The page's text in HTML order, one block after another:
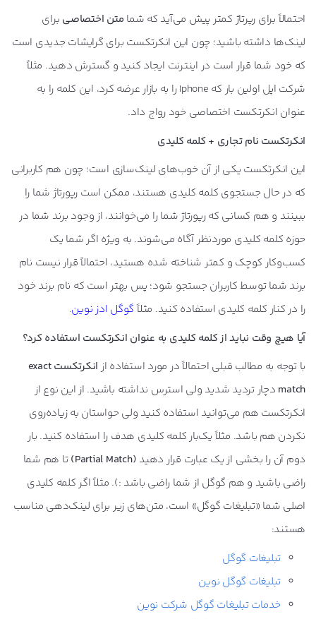
احتمالاً برای رپرتاژ کمتر پیش می‌آید که شما متن اختصاصی برای
لینک‌ها داشته باشید؛ چون این انکرتکست برای گرایشات جدیدی است
که خود شما قرار است در اینترنت ایجاد کنید و گسترش دهید. مثلاً
شرکت اپل اولین بار که Iphone را به بازار عرضه کرد، این کلمه را به
عنوان انکرتکست اختصاصی خود رواج داد.
انکرتکست نام تجاری + کلمه کلیدی
این انکرتکست یکی از آن خوب‌های لینک‌سازی است؛ چون هم کاربرانی
که در حال جستجوی کلمه کلیدی هستند، ممکن است رپورتاژ شما را
ببینند و هم کسانی که رپورتاژ شما را می‌خوانند، از وجود برند شما در
حوزه کلمه کلیدی موردنظر آگاه می‌شوند. به ویژه اگر شما یک
کسب‌وکار کوچک و کمتر شناخته شده هستید، احتمالاً قرار نیست نام
برند شما توسط کاربران جستجو شود؛ پس بهتر است که نام برند خود
را در کنار کلمه کلیدی استفاده کنید. مثلاًگوگل ادز نوین.
آیا هیچ وقت نباید از کلمه کلیدی به عنوان انکرتکست استفاده کرد؟
با توجه به مطالب قبلی احتمالاً در مورد استفاده از
انکرتکست exact
match دچار تردید شدید ولی استرس نداشته باشید. از این نوع از
انکرتکست هم می‌توانید استفاده کنید ولی حواستان به زیاده‌روی
نکردن هم باشد. مثلاً یک‌بار کلمه کلیدی هدف را استفاده کنید. بار
دوم آن را بخشی از یک عبارت قرار دهید (Partial Match)
تا هم شما
راضی باشید و هم گوگل از شما راضی باشد :). مثلاً اگر کلمه کلیدی
اصلی شما «تبلیغات گوگل» است، متن‌های زیر برای لینک‌دهی مناسب
هستند:
تبلیغات گوگل
تبلیغات گوگل نوین
خدمات تبلیغات گوگل شرکت نوین